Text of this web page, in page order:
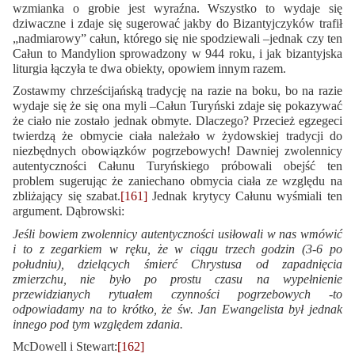
wzmianka o grobie jest wyraźna. Wszystko to wydaje się
dziwaczne i zdaje się sugerować jakby do Bizantyjczyków trafił
„nadmiarowy” całun, którego się nie spodziewali –jednak czy ten
Całun to Mandylion sprowadzony w 944 roku, i jak bizantyjska
liturgia łączyła te dwa obiekty, opowiem innym razem.
Zostawmy chrześcijańską tradycję na razie na boku, bo na razie
wydaje się że się ona myli –Całun Turyński zdaje się pokazywać
że ciało nie zostało jednak obmyte. Dlaczego? Przecież egzegeci
twierdzą że obmycie ciała należało w żydowskiej tradycji do
niezbędnych obowiązków pogrzebowych! Dawniej zwolennicy
autentyczności Całunu Turyńskiego próbowali obejść ten
problem sugerując że zaniechano obmycia ciała ze względu na
zbliżający się szabat.[161]Jednak krytycy Całunu wyśmiali ten
argument. Dąbrowski:
Jeśli bowiem zwolennicy autentyczności usiłowali w nas wmówić
i to z zegarkiem w ręku, że w ciągu trzech godzin (3-6 po
południu), dzielących śmierć Chrystusa od zapadnięcia
zmierzchu, nie było po prostu czasu na wypełnienie
przewidzianych rytuałem czynności pogrzebowych -to
odpowiadamy na to krótko, że św. Jan Ewangelista był jednak
innego pod tym względem zdania.
McDowell i Stewart:[162]